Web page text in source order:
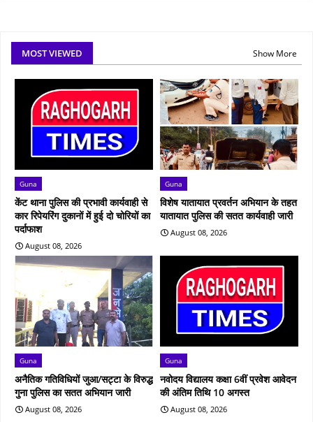
MOST VIEWED Show More
Guna
केंट थाना पुलिस की प्रभावी कार्यवाही से
कार रिपेयरिंग दुकानों में हुई दो चोरियों का
पर्दाफाश
August 08, 2026
Guna
विशेष यातायात प्रवर्तन अभियान के तहत
यातायात पुलिस की सतत कार्यवाही जारी
August 08, 2026
Guna
अनैतिक गतिविधियों जुआ/सट्टा के विरुद्ध
गुना पुलिस का सतत अभियान जारी
August 08, 2026
Guna
नवोदय विद्यालय कक्षा 6वीं प्रवेश आवेदन
की अंतिम तिथि 10 अगस्त
August 08, 2026